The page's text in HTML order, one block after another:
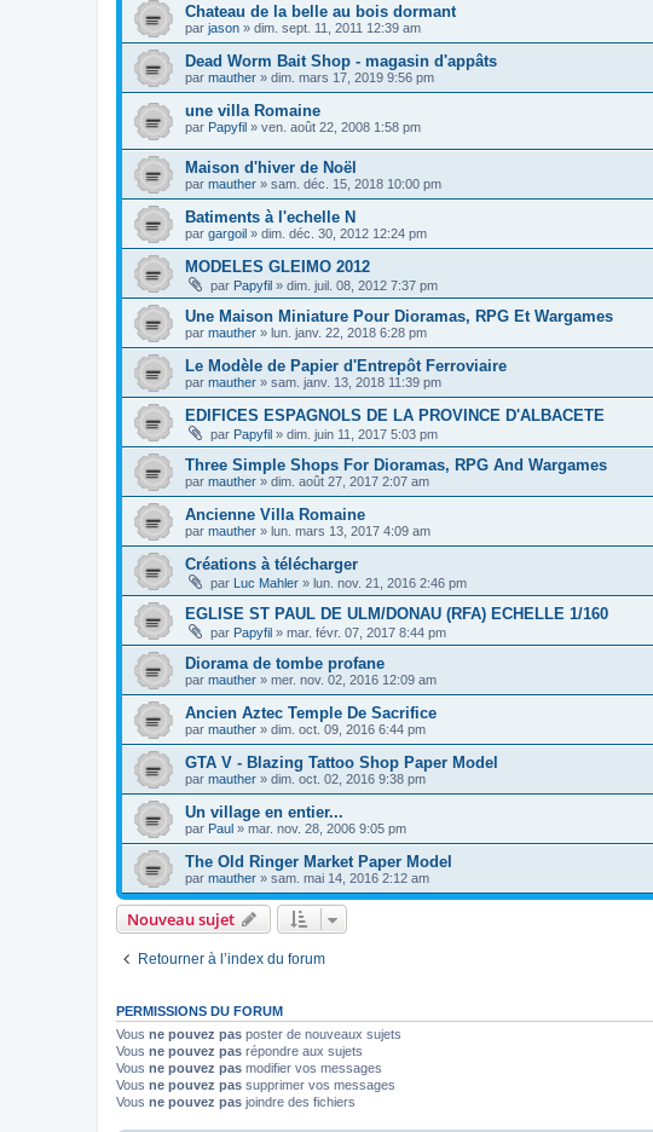
Chateau de la belle au bois dormant
par jason » dim. sept. 11, 2011 12:39 am
Dead Worm Bait Shop - magasin d'appâts
par mauther » dim. mars 17, 2019 9:56 pm
une villa Romaine
par Papyfil » ven. août 22, 2008 1:58 pm
Maison d'hiver de Noël
par mauther » sam. déc. 15, 2018 10:00 pm
Batiments à l'echelle N
par gargoil » dim. déc. 30, 2012 12:24 pm
MODELES GLEIMO 2012
par Papyfil » dim. juil. 08, 2012 7:37 pm
Une Maison Miniature Pour Dioramas, RPG Et Wargames
par mauther » lun. janv. 22, 2018 6:28 pm
Le Modèle de Papier d'Entrepôt Ferroviaire
par mauther » sam. janv. 13, 2018 11:39 pm
EDIFICES ESPAGNOLS DE LA PROVINCE D'ALBACETE
par Papyfil » dim. juin 11, 2017 5:03 pm
Three Simple Shops For Dioramas, RPG And Wargames
par mauther » dim. août 27, 2017 2:07 am
Ancienne Villa Romaine
par mauther » lun. mars 13, 2017 4:09 am
Créations à télécharger
par Luc Mahler » lun. nov. 21, 2016 2:46 pm
EGLISE ST PAUL DE ULM/DONAU (RFA) ECHELLE 1/160
par Papyfil » mar. févr. 07, 2017 8:44 pm
Diorama de tombe profane
par mauther » mer. nov. 02, 2016 12:09 am
Ancien Aztec Temple De Sacrifice
par mauther » dim. oct. 09, 2016 6:44 pm
GTA V - Blazing Tattoo Shop Paper Model
par mauther » dim. oct. 02, 2016 9:38 pm
Un village en entier...
par Paul » mar. nov. 28, 2006 9:05 pm
The Old Ringer Market Paper Model
par mauther » sam. mai 14, 2016 2:12 am
Nouveau sujet
Retourner à l’index du forum
PERMISSIONS DU FORUM
Vous ne pouvez pas poster de nouveaux sujets
Vous ne pouvez pas répondre aux sujets
Vous ne pouvez pas modifier vos messages
Vous ne pouvez pas supprimer vos messages
Vous ne pouvez pas joindre des fichiers